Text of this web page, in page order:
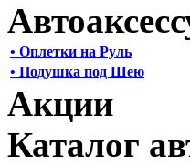
• Оплетки на Руль
• Подушка под Шею
Акции
Каталог